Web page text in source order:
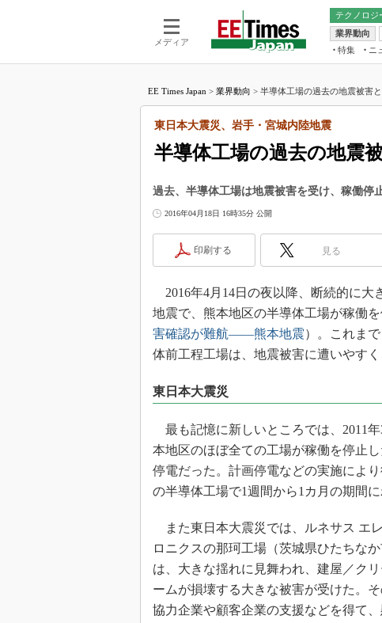
メディア
テクノロジ
電池／エネルギー
アナログ
マイコン
業界動向
特集 ニ
福田昭のデバ
湯之上隆のナノ
大山聡の業界ス
世界を「数字
踊るバズワー
この10年で起
で起こること
製品分解で探
光伝送技術を知
イノベーショ
JASA発IoT通信
IHSアナリスト
「英語に愛さ
電子ブ
EE Times Japan > 業界動向 > 半導体工場の過去の地震被害
半導体工場の過去の地震
東日本大震災、岩手・宮城内陸地震
過去、半導体工場は地震被害を受け、稼働停
2016年04月18日 16時35分 公開
印刷する 見る
2016年4月14日の夜以降、断続的に大
地震で、熊本地区の半導体工場が稼働
害確認が難航――熊本地震）。これま
体前工程工場は、地震被害に遭いやす
東日本大震災
最も記憶に新しいところでは、2011
本地区のほぼ全ての工場が稼働を停止
停電だった。計画停電などの実施によ
の半導体工場で1週間から1カ月の期間
また東日本大震災では、ルネサス エ
ロニクスの那珂工場（茨城県ひたちなか
は、大きな揺れに見舞われ、建屋／ク
ームが損壊する大きな被害が受けた。そ
協力企業や顧客企業の支援などを得て